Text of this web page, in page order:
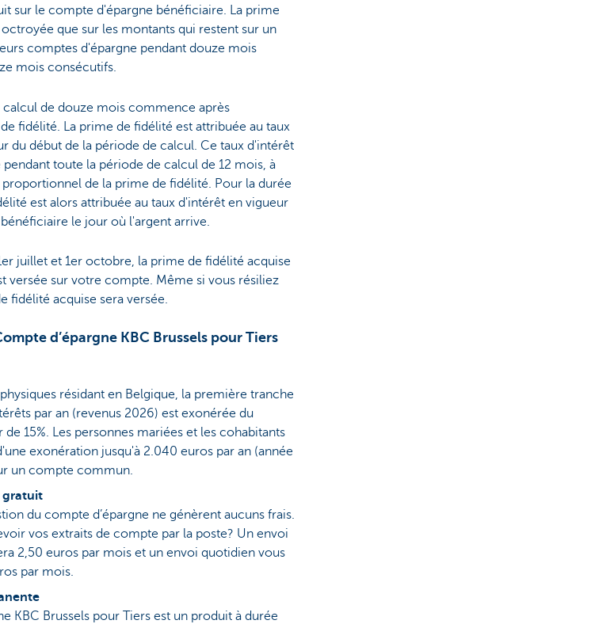
sur le compte d'épargne bénéficiaire. La prime
que sur les montants qui restent sur un
comptes d'épargne pendant douze mois
mois consécutifs.
de douze mois commence après
fidélité. La prime de fidélité est attribuée au taux
du début de la période de calcul. Ce taux d'intérêt
toute la période de calcul de 12 mois, à
de la prime de fidélité. Pour la durée
est alors attribuée au taux d'intérêt en vigueur
le jour où l'argent arrive.
juillet et 1er octobre, la prime de fidélité acquise
versée sur votre compte. Même si vous résiliez
fidélité acquise sera versée.
d’épargne KBC Brussels pour Tiers
résidant en Belgique, la première tranche
par an (revenus 2026) est exonérée du
15%. Les personnes mariées et les cohabitants
exonération jusqu'à 2.040 euros par an (année
un compte commun.
gratuit
du compte d’épargne ne génèrent aucuns frais.
vos extraits de compte par la poste? Un envoi
2,50 euros par mois et un envoi quotidien vous
par mois.
KBC Brussels pour Tiers est un produit à durée